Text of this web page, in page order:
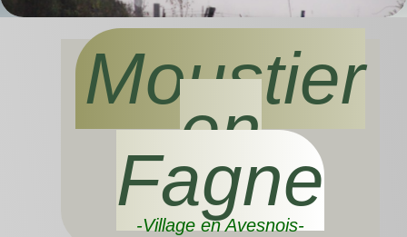
Moustier
en
Fagne
-Village en Avesnois-